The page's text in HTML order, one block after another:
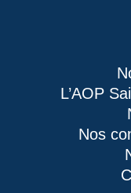
L’AOP
Nos